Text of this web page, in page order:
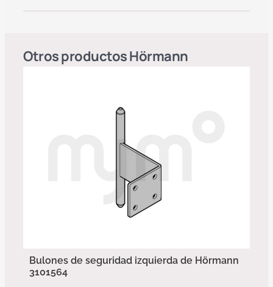
Otros productosHörmann
Bulones de seguridad izquierda de Hörmann
3101564